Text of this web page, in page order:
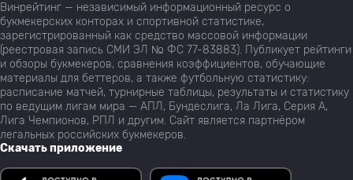
Винрейтинг — независимый информационный ресурс о
букмекерских конторах и спортивной статистике,
зарегистрированный как средство массовой информации
(реестровая запись СМИ ЭЛ № ФС 77-83883). Публикует рейтинги
и обзоры букмекеров, сравнения коэффициентов, обучающие
материалы для беттеров, а также футбольную статистику:
расписание матчей, турнирные таблицы, результаты и статистику
по ведущим лигам мира — АПЛ, Бундеслига, Ла Лига, Серия А,
Лига Чемпионов, РПЛ и другим. Сайт является партнёром
легальных российских букмекеров.
Скачать приложение